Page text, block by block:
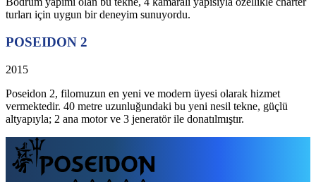
turları için uygun bir deneyim sunuyordu.
POSEIDON 2
2015
Poseidon 2, filomuzun en yeni ve modern üyesi olarak hizmet
vermektedir. 40 metre uzunluğundaki bu yeni nesil tekne, güçlü
altyapıyla; 2 ana motor ve 3 jeneratör ile donatılmıştır.